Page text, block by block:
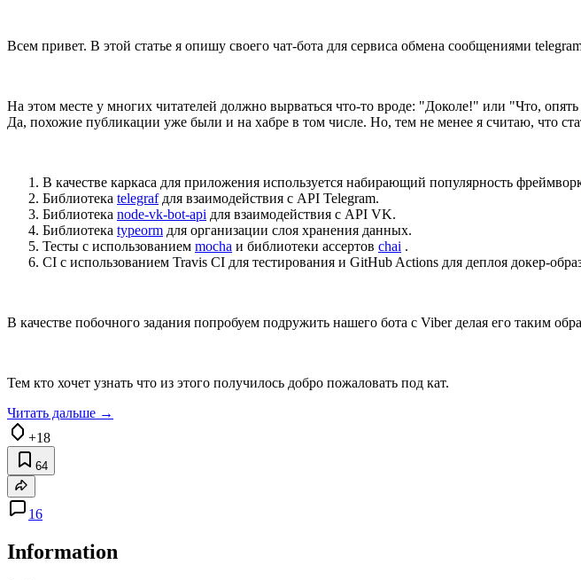
Всем привет. В этой статье я опишу своего чат-бота для сервиса обмена сообщениями
На этом месте у многих читателей должно вырваться что-то вроде: "Доколе!" или "Что,
Да, похожие публикации уже были и на хабре в том числе. Но, тем не менее я считаю, что
В качестве каркаса для приложения используется набирающий популярность
Библиотека telegrafдля взаимодействия с API Telegram.
Библиотека node-vk-bot-api для взаимодействия с API VK.
Библиотека typeorm для организации слоя хранения данных.
Тесты с использованием mocha и библиотеки ассертов chai .
CI с использованием Travis CI для тестирования и GitHub Actions для деплоя докер-
В качестве побочного задания попробуем подружить нашего бота с Viber делая его таким
Тем кто хочет узнать что из этого получилось добро пожаловать под кат.
Читать дальше →
+18
64
16
Information